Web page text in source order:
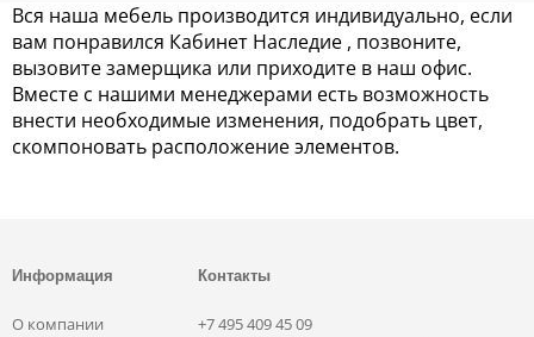
Вся наша мебель производится индивидуально, если
вам понравился Кабинет Наследие , позвоните,
вызовите замерщика или приходите в наш офис.
Вместе с нашими менеджерами есть возможность
внести необходимые изменения, подобрать цвет,
скомпоновать расположение элементов.
Информация
О компании
Контакты
+7 495 409 45 09